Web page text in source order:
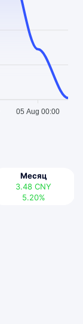
05 Aug 00:00
Месяц
3.48 CNY
5.20%